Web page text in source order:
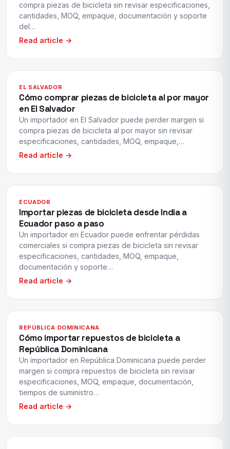
compra piezas de bicicleta sin revisar especificaciones,
cantidades, MOQ, empaque, documentación y soporte
del…
Read article →
EL SALVADOR
Cómo comprar piezas de bicicleta al por mayor
en El Salvador
Un importador en El Salvador puede perder margen si
compra piezas de bicicleta al por mayor sin revisar
especificaciones, cantidades, MOQ, empaque,…
Read article →
ECUADOR
Importar piezas de bicicleta desde India a
Ecuador paso a paso
Un importador en Ecuador puede enfrentar pérdidas
comerciales si compra piezas de bicicleta sin revisar
especificaciones, cantidades, MOQ, empaque,
documentación y soporte…
Read article →
REPÚBLICA DOMINICANA
Cómo importar repuestos de bicicleta a
República Dominicana
Un importador en República Dominicana puede perder
margen si compra repuestos de bicicleta sin revisar
especificaciones, MOQ, empaque, documentación,
tiempos de suministro…
Read article →